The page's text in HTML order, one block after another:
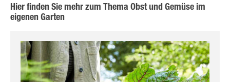
Hier finden Sie mehr zum Thema Obst und Gemüse im
eigenen Garten